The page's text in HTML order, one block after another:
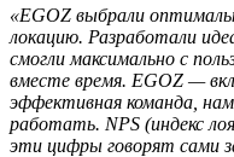
«EGOZ выбрали
локацию. Разработали
смогли максимально с
вместе время. EGOZ —
эффективная команда,
работать. NPS (индекс
эти цифры говорят сами